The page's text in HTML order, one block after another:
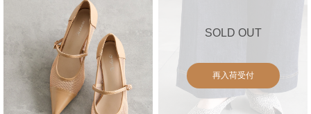
SOLD OUT
再入荷受付